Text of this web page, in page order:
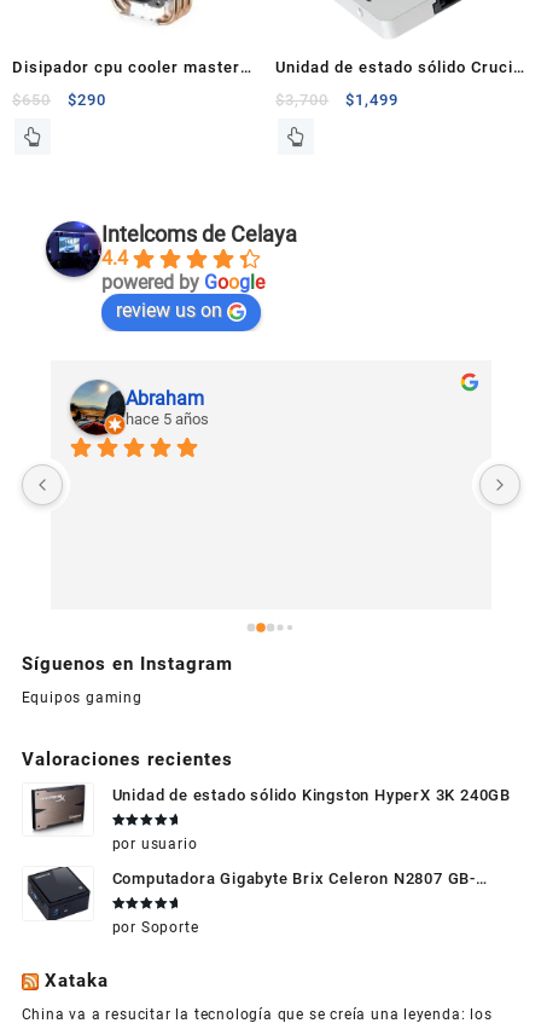
Disipador cpu cooler master
tx3 para procesador amd
$650 $290
Unidad de estado sólido Crucial
MX100 256GB
$3,700 $1,499
Intelcoms de Celaya
4.4
powered by Google
review us on
Abraham
hace 5 años
Síguenos en Instagram
Equipos gaming
Valoraciones recientes
Unidad de estado sólido Kingston HyperX 3K 240GB
en5 de 5
por usuario
Computadora Gigabyte Brix Celeron N2807 GB-
BXBT-2807 + WIFI + RAM de 4GB + HDD 500gb +
Windows 10
Valorado
en5 de 5
por Soporte
Xataka
China va a resucitar la tecnología que se creía una leyenda: los